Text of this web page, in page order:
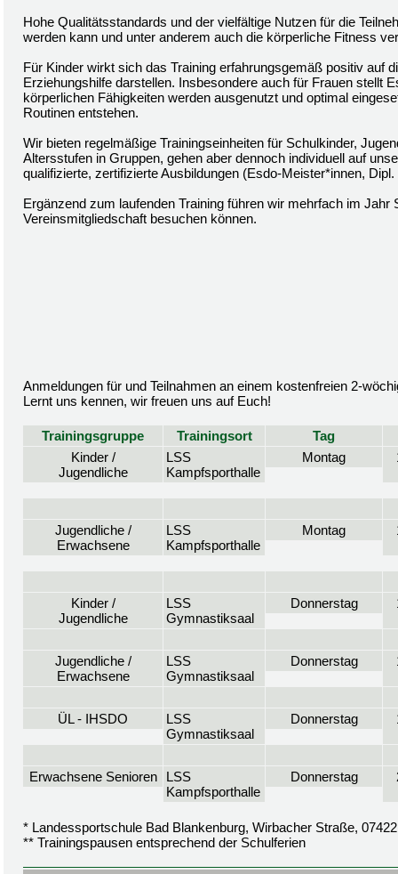
Hohe Qualitätsstandards und der vielfältige Nutzen für die
werden kann und unter anderem auch die körperliche Fitness
Für Kinder wirkt sich das Training erfahrungsgemäß positiv auf
Erziehungshilfe darstellen. Insbesondere auch für Frauen stellt
körperlichen Fähigkeiten werden ausgenutzt und optimal
Routinen entstehen.
Wir bieten regelmäßige Trainingseinheiten für Schulkinder,
Altersstufen in Gruppen, gehen aber dennoch individuell auf
qualifizierte, zertifizierte Ausbildungen (Esdo-Meister*innen,
Ergänzend zum laufenden Training führen wir mehrfach im
Vereinsmitgliedschaft besuchen können.
Anmeldungen für und Teilnahmen an einem kostenfreien 2-
Lernt uns kennen, wir freuen uns auf Euch!
Trainingsgruppe Trainingsort
Tag
Kinder /
Jugendliche
LSS
Kampfsporthalle
Montag
Jugendliche /
Erwachsene
LSS
Kampfsporthalle
Montag
Kinder /
Jugendliche
LSS
Gymnastiksaal
Donnerstag
Jugendliche /
Erwachsene
LSS
Gymnastiksaal
Donnerstag
ÜL - IHSDO
LSS
Gymnastiksaal
Donnerstag
Erwachsene Senioren
LSS
Kampfsporthalle
Donnerstag
* Landessportschule Bad Blankenburg, Wirbacher Straße,
** Trainingspausen entsprechend der Schulferien